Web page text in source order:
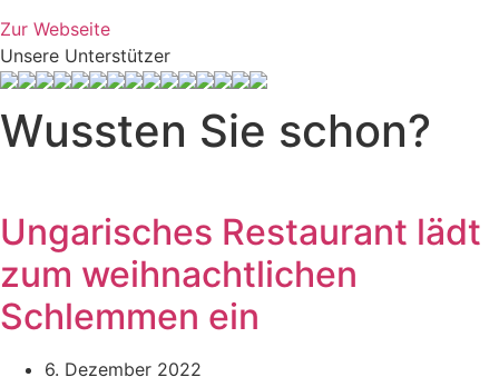
Zur Webseite
Unsere Unterstützer
Wussten Sie schon?
Ungarisches Restaurant lädt
zum weihnachtlichen
Schlemmen ein
6. Dezember 2022